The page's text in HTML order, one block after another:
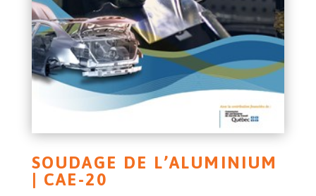
SOUDAGE DE L’ALUMINIUM
| CAE-20